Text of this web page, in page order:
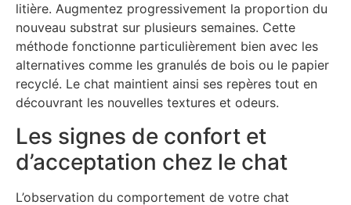
litière. Augmentez progressivement la proportion du
nouveau substrat sur plusieurs semaines. Cette
méthode fonctionne particulièrement bien avec les
alternatives comme les granulés de bois ou le papier
recyclé. Le chat maintient ainsi ses repères tout en
découvrant les nouvelles textures et odeurs.
Les signes de confort et
d’acceptation chez le chat
L’observation du comportement de votre chat